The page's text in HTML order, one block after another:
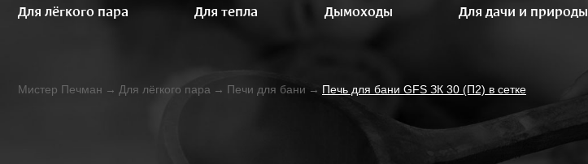
Для лёгкого пара Для тепла Дымоходы Для дачи и природы
Мистер Печман → Для лёгкого пара → Печи для бани → Печь для бани GFS ЗК 30 (П2) в сетке